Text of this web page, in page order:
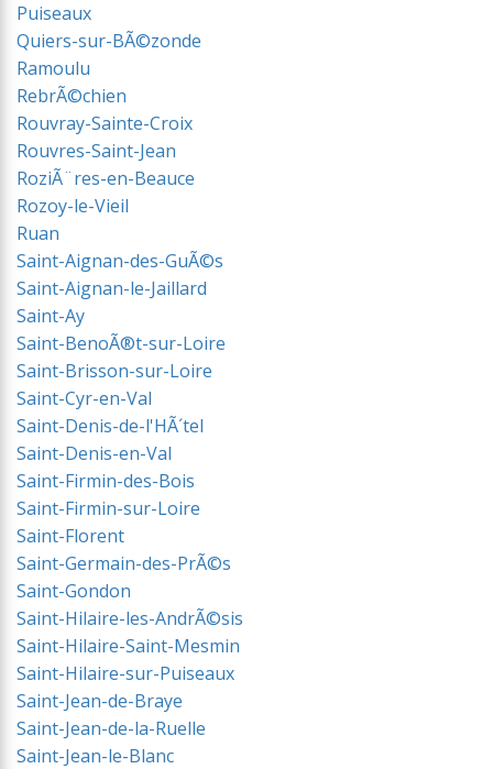
Puiseaux
Quiers-sur-BÃ©zonde
Ramoulu
RebrÃ©chien
Rouvray-Sainte-Croix
Rouvres-Saint-Jean
RoziÃ¨res-en-Beauce
Rozoy-le-Vieil
Ruan
Saint-Aignan-des-GuÃ©s
Saint-Aignan-le-Jaillard
Saint-Ay
Saint-BenoÃ®t-sur-Loire
Saint-Brisson-sur-Loire
Saint-Cyr-en-Val
Saint-Denis-de-l'HÃ´tel
Saint-Denis-en-Val
Saint-Firmin-des-Bois
Saint-Firmin-sur-Loire
Saint-Florent
Saint-Germain-des-PrÃ©s
Saint-Gondon
Saint-Hilaire-les-AndrÃ©sis
Saint-Hilaire-Saint-Mesmin
Saint-Hilaire-sur-Puiseaux
Saint-Jean-de-Braye
Saint-Jean-de-la-Ruelle
Saint-Jean-le-Blanc